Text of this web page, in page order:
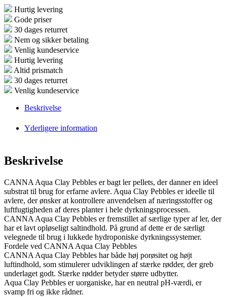
Hurtig levering
Gode priser
30 dages returret
Nem og sikker betaling
Venlig kundeservice
Hurtig levering
Altid prismatch
30 dages returret
Venlig kundeservice
Beskrivelse
Yderligere information
Beskrivelse
CANNA Aqua Clay Pebbles er bagt ler pellets, der danner en ideel
substrat til brug for erfarne avlere. Aqua Clay Pebbles er ideelle til
avlere, der ønsker at kontrollere anvendelsen af næringsstoffer og
luftfugtigheden af deres planter i hele dyrkningsprocessen.
CANNA Aqua Clay Pebbles er fremstillet af særlige typer af ler, der
har et lavt opløseligt saltindhold. På grund af dette er de særligt
velegnede til brug i lukkede hydroponiske dyrkningssystemer.
Fordele ved CANNA Aqua Clay Pebbles
CANNA Aqua Clay Pebbles har både høj porøsitet og højt
luftindhold, som stimulerer udviklingen af stærke rødder, der greb
underlaget godt. Stærke rødder betyder større udbytter.
Aqua Clay Pebbles er uorganiske, har en neutral pH-værdi, er
svamp fri og ikke rådner.